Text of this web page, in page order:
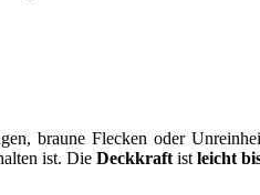
braune Flecken oder
ist. Die Deckkraft ist leicht